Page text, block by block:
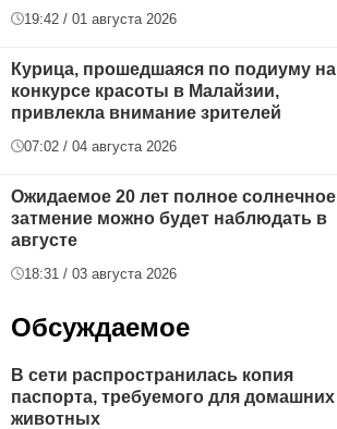
19:42 / 01 августа 2026
Курица, прошедшаяся по подиуму на
конкурсе красоты в Малайзии,
привлекла внимание зрителей
07:02 / 04 августа 2026
Ожидаемое 20 лет полное солнечное
затмение можно будет наблюдать в
августе
18:31 / 03 августа 2026
Обсуждаемое
В сети распространилась копия
паспорта, требуемого для домашних
животных